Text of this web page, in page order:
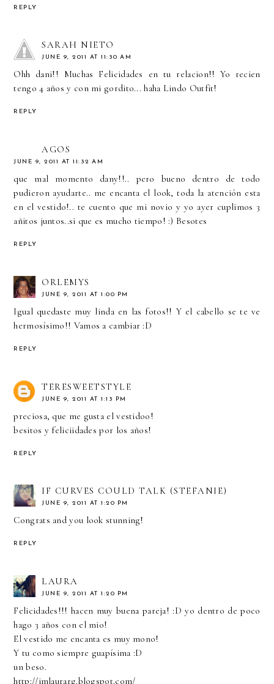
REPLY
SARAH NIETO
JUNE 9, 2011 AT 11:30 AM
Ohh dani!! Muchas Felicidades en tu relacion!! Yo recien
tengo 4 años y con mi gordito... haha Lindo Outfit!
REPLY
AGOS
JUNE 9, 2011 AT 11:32 AM
que mal momento dany!!.. pero bueno dentro de todo
pudieron ayudarte.. me encanta el look, toda la atención esta
en el vestido!.. te cuento que mi novio y yo ayer cuplimos 3
añitos juntos..si que es mucho tiempo! :) Besotes
REPLY
ORLEMYS
JUNE 9, 2011 AT 1:00 PM
Igual quedaste muy linda en las fotos!! Y el cabello se te ve
hermosísimo!! Vamos a cambiar :D
REPLY
TERESWEETSTYLE
JUNE 9, 2011 AT 1:13 PM
preciosa, que me gusta el vestidoo!
besitos y feliciidades por los años!
REPLY
IF CURVES COULD TALK (STEFANIE)
JUNE 9, 2011 AT 1:20 PM
Congrats and you look stunning!
REPLY
LAURA
JUNE 9, 2011 AT 1:20 PM
Felicidades!!! hacen muy buena pareja! :D yo dentro de poco
hago 3 años con el mio!
El vestido me encanta es muy mono!
Y tu como siempre guapísima :D
un beso.
http://imlaurarg.blogspot.com/